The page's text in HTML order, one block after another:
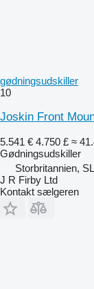
gødningsudskiller
10
Joskin Front
5.541 € 4.750 £ ≈
Gødningsudskiller
Storbritannien,
J R Firby Ltd
Kontakt sælgeren